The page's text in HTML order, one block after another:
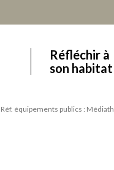
Main
Réfléchir à
son habitat
Réf. équipements publics :